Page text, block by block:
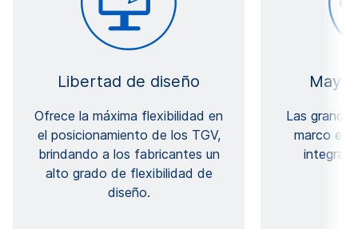
Libertad de diseño
Ofrece la máxima flexibilidad en
el posicionamiento de los TGV,
brindando a los fabricantes un
alto grado de flexibilidad de
diseño.
Las
marco